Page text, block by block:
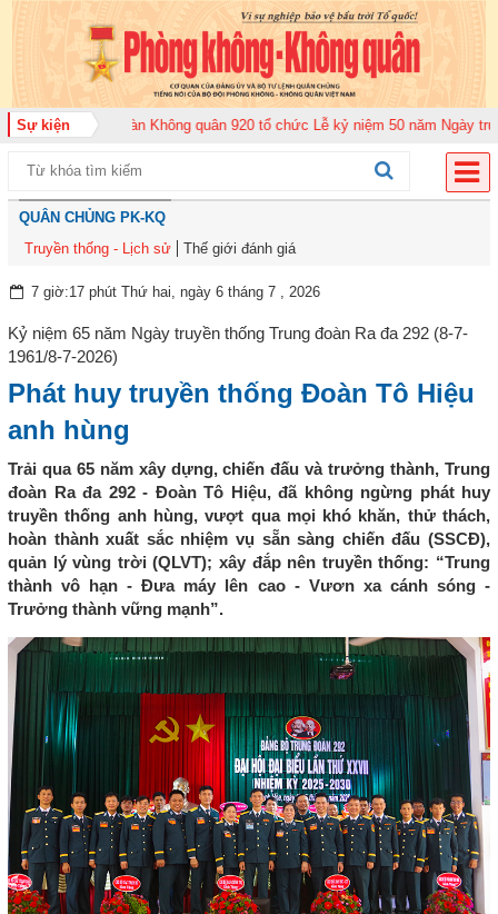
Sự kiện
Trung đoàn Không quân 920 tổ chức Lễ kỷ niệm 50 năm Ngày truyền
QUÂN CHỦNG PK-KQ
Truyền thống - Lịch sử
Thế giới đánh giá
7 giờ:17 phút Thứ hai, ngày 6 tháng 7 , 2026
Kỷ niệm 65 năm Ngày truyền thống Trung đoàn Ra đa 292 (8-7-
1961/8-7-2026)
Phát huy truyền thống Đoàn Tô Hiệu
anh hùng
Trải qua 65 năm xây dựng, chiến đấu và trưởng thành, Trung
đoàn Ra đa 292 - Đoàn Tô Hiệu, đã không ngừng phát huy
truyền thống anh hùng, vượt qua mọi khó khăn, thử thách,
hoàn thành xuất sắc nhiệm vụ sẵn sàng chiến đấu (SSCĐ),
quản lý vùng trời (QLVT); xây đắp nên truyền thống: “Trung
thành vô hạn - Đưa máy lên cao - Vươn xa cánh sóng -
Trưởng thành vững mạnh”.